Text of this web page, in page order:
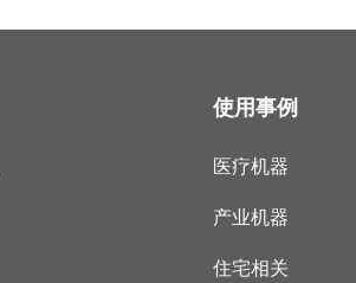
使用事例
医疗机器
产业机器
住宅相关